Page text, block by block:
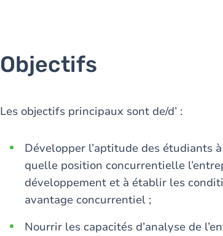
Objectifs
Les objectifs principaux sont de/d’ :
Développer l’aptitude des étudiants
quelle position concurrentielle
développement et à établir les
avantage concurrentiel ;
Nourrir les capacités d’analyse de